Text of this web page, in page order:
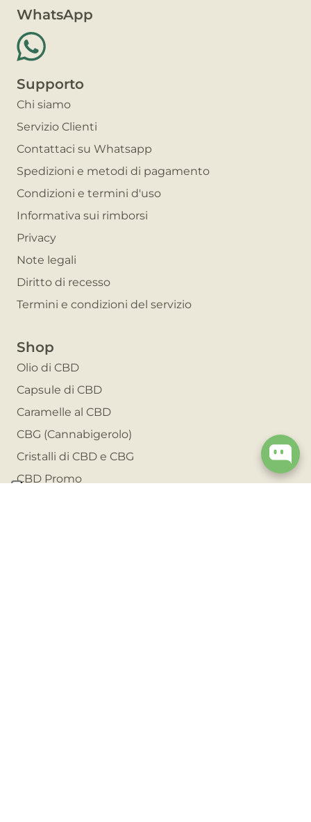
WhatsApp
Supporto
Chi siamo
Servizio Clienti
Contattaci su Whatsapp
Spedizioni e metodi di pagamento
Condizioni e termini d'uso
Informativa sui rimborsi
Privacy
Note legali
Diritto di recesso
Termini e condizioni del servizio
Shop
Olio di CBD
Capsule di CBD
Caramelle al CBD
CBG (Cannabigerolo)
Cristalli di CBD e CBG
CBD Promo